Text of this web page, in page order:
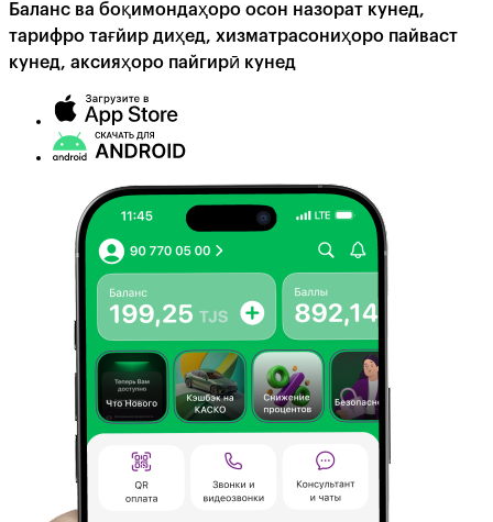
Баланс ва боқимондаҳоро осон назорат кунед,
тарифро тағйир диҳед, хизматрасониҳоро пайваст
кунед, аксияҳоро пайгирӣ кунед